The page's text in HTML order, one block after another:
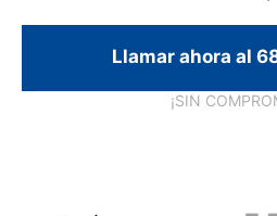
Llamar ahora al
¡SIN